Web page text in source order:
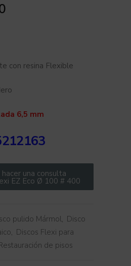
con resina Flexible
6,5 mm
una consulta
EZ Eco Ø 100 # 400
pulido Mármol, Disco
, Discos Flexi para
de pisos